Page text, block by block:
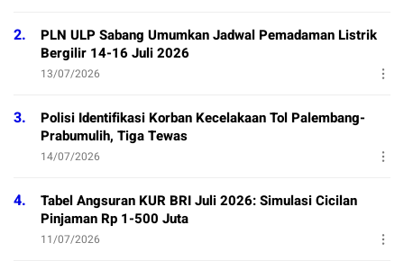
2.
PLN ULP Sabang Umumkan Jadwal Pemadaman Listrik
Bergilir 14-16 Juli 2026
13/07/2026
3.
Polisi Identifikasi Korban Kecelakaan Tol Palembang-
Prabumulih, Tiga Tewas
14/07/2026
4.
Tabel Angsuran KUR BRI Juli 2026: Simulasi Cicilan
Pinjaman Rp 1-500 Juta
11/07/2026